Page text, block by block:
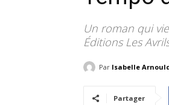
Un roman qui
Éditions Les
Par Isabelle
Partager